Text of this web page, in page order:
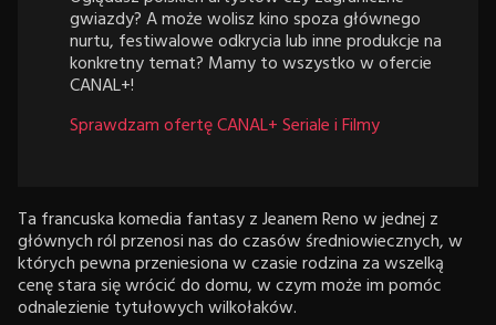
gwiazdy? A może wolisz kino spoza głównego
nurtu, festiwalowe odkrycia lub inne produkcje na
konkretny temat? Mamy to wszystko w ofercie
CANAL+!
Sprawdzam ofertę CANAL+ Seriale i Filmy
Ta francuska komedia fantasy z Jeanem Reno w jednej z
głównych ról przenosi nas do czasów średniowiecznych, w
których pewna przeniesiona w czasie rodzina za wszelką
cenę stara się wrócić do domu, w czym może im pomóc
odnalezienie tytułowych wilkołaków.